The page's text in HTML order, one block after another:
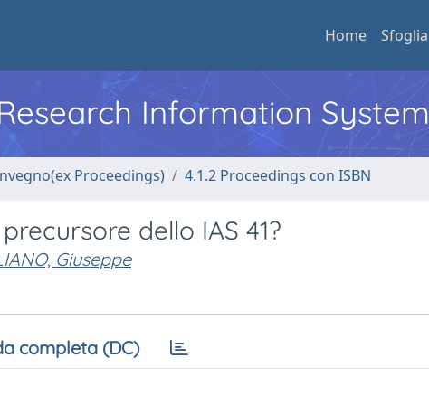
Home Sfoglia
Information System
Proceedings) 4.1.2 Proceedings con ISBN
dello IAS 41?
Giuseppe
completa (DC)